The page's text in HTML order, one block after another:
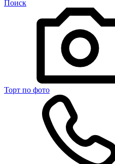
Поиск
Торт по фото